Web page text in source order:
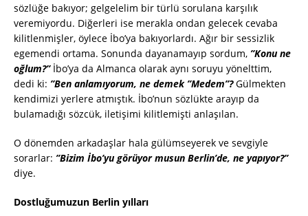
sözlüğe bakıyor; gelgelelim bir türlü sorulana karşılık
veremiyordu. Diğerleri ise merakla ondan gelecek cevaba
kilitlenmişler, öylece İbo’ya bakıyorlardı. Ağır bir sessizlik
egemendi ortama. Sonunda dayanamayıp sordum, ”Konu ne
oğlum?”İbo’ya da Almanca olarak aynı soruyu yönelttim,
dedi ki: ”Ben anlamıyorum, ne demek ”Medem”?Gülmekten
kendimizi yerlere atmıştık. İbo’nun sözlükte arayıp da
bulamadığı sözcük, iletişimi kilitlemişti anlaşılan.
O dönemden arkadaşlar hala gülümseyerek ve sevgiyle
sorarlar: ”Bizim İbo’yu görüyor musun Berlin’de, ne yapıyor?”
diye.
Dostluğumuzun Berlin yılları